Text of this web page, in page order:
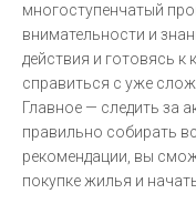
многоступенчатый
внимательности и
действия и готовясь к
справиться с уже
Главное — следить за
правильно собирать
рекомендации, вы
покупке жилья и